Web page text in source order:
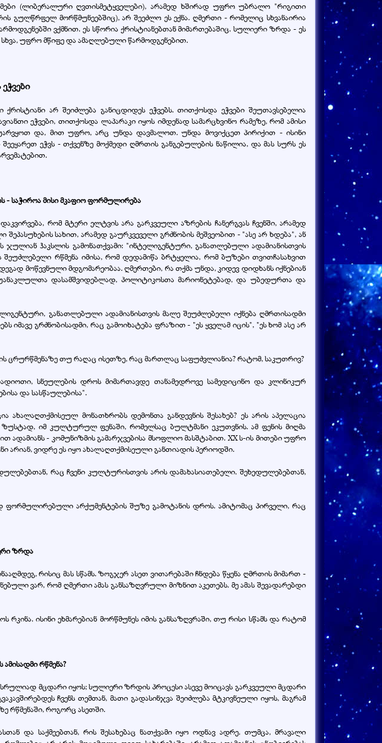
(ლიბერალური ღვთისმეტყველები), არამედ ხშირად უფრო უბრალო "რიგითი
გულწრფელ მორწმუნეებშიც), არ შეეძლო ეს ექნა. ღმერთი - რომელიც სხვანაირია
ვქმნით. ეს სწორია ქრისტიანებთან მიმართებაშიც. სულიერი ზრდა - ეს
უფრო მწიფე და ამაღლებული წარმოდგენებით.
არ შეიძლება განიცდიდეს ეჭვებს. თითქოსდა ეჭვები შეუთავსებელია
ეჭვები, თითქოსდა ლაპარაკი იყოს იმდენად სამარცხვინო რამეზე, რომ ამისი
უარვყოთ და, მით უფრო, არც უნდა დავმალოთ. უნდა მოვიქცეთ პირიქით - ისინი
ეჭვს - თქვენზე მოქმედი ღმრთის განგებულების ნაწილია, და მას სურს ეს
- საჭიროა მისი მკაფიო ფორმულირება
რომ მტერი ელტვის არა გარკვეული აზრების ჩანერგვას ჩვენში, არამედ
სახით, არამედ გაურკვეველი გრძნობის მეშვეობით - "ასე არ ხდება", ან
ჯულიან ჰაკსლის გამონათქვამი: "ინტელიგენტური, განათლებული ადამიანისთვის
რწმენა იმისა, რომ დედამიწა ბრტყელია, რომ ბუზები თვითჩასახვით
მოწევნული მდგომარეობაა. ღმერთები, რა თქმა უნდა, კიდევ დიდხანს იქნებიან
დასამშვიდებლად, პოლიტიკოსთა მარიონეტებად, და უბედურთა და
განათლებული ადამიანისთვის მალე შეუძლებელი იქნება ღმრთისადმი
გრძნობისადმი, რაც გამოიხატება ფრაზით - "ეს ყველამ იცის", "ეს ხომ ასე არ
ცრურწმენაზე თუ რაღაც ისეთზე, რაც მართლაც საფუძვლიანია? რატომ, საკუთრივ?
სნეულების დროს მიმართავდე თანამედროვე სამედიცინო და კლინიკურ
და სასწაულებისა".
მონათხრობს დემონთა განდევნის შესახებ? ეს არის აპელაცია
იმ კულტურულ ფენაში, რომელსაც ბულტმანი ეკუთვნის. ამ ფენის მიღმა
ადამიანს - კომუნიზმის გამარჯვებისა მსოფლიო მასშტაბით. XX ს-ის მითები უფრო
არიან, ვიდრე ეს იყო ახალაღთქმისეული განთიადის პერიოდში.
რაც ჩვენი კულტურისთვის არის დამახასიათებელი. შეხედულებებთან,
ფორმულირებული არქუმენტების შუზე გამოტანის დროს. ამიტომაც პირველი, რაც
ზრდა
რისიც მას სწამს. ზოგჯერ ასეთ ვითარებაში ჩნდება წყენა ღმრთის მიმართ -
ვარ, რომ ღმერთი ამას განსაზღვრული მიზნით აკეთებს. მე ამას შევადარებდი
ისინი ეხმარებიან მორწმუნეს იმის განსაზღვრაში, თუ რისი სწამს და რატომ
რწმენა?
მცდარი იყოს; სულიერი ზრდის პროცესი ასევე მოიცავს გარკვეული მცდარი
ჩვენს თემთან, მათი გადასინჯვა შეიძლება მტკივნეული იყოს, მაგრამ
რწმენაში, როგორც ასეთში.
და საქმეებთან, რის შესახებაც ნათქვამი იყო ოდნავ ადრე. თუმცა, მრავალი